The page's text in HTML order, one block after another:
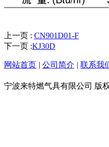
上一页 : CN901D01-F
下一页 :KJ30D
网站首页 | 公司简介 | 联系我
宁波来特燃气具有限公司 版